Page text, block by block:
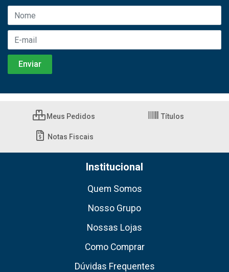
Meus Pedidos Títulos
Notas Fiscais
Institucional
Quem Somos
Nosso Grupo
Nossas Lojas
Como Comprar
Dúvidas Frequentes